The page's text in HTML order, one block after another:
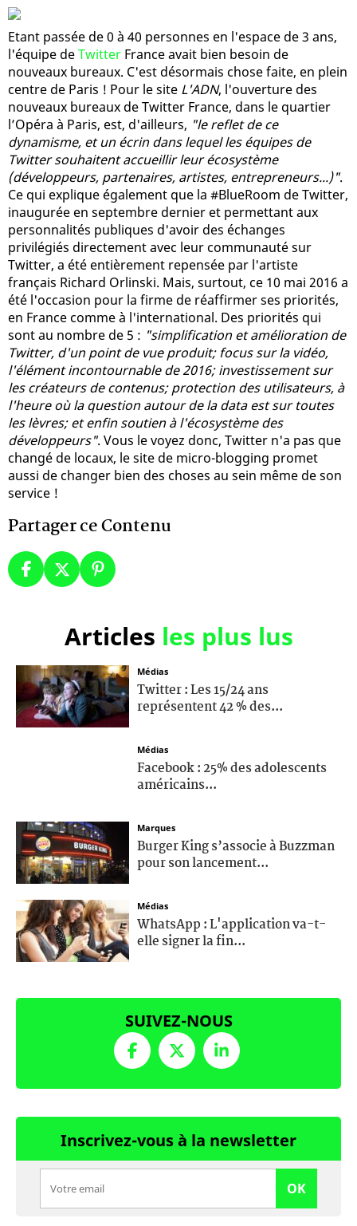
Etant passée de 0 à 40 personnes en l'espace de 3 ans,
l'équipe deTwitter France avait bien besoin de
nouveaux bureaux. C'est désormais chose faite, en plein
centre de Paris ! Pour le site L'ADN, l'ouverture des
nouveaux bureaux de Twitter France, dans le quartier
l’Opéra à Paris, est, d'ailleurs, "le reflet de ce
dynamisme, et un écrin dans lequel les équipes de
Twitter souhaitent accueillir leur écosystème
(développeurs, partenaires, artistes, entrepreneurs...)".
Ce qui explique également que la #BlueRoom de Twitter,
inaugurée en septembre dernier et permettant aux
personnalités publiques d'avoir des échanges
privilégiés directement avec leur communauté sur
Twitter, a été entièrement repensée par l'artiste
français Richard Orlinski. Mais, surtout, ce 10 mai 2016 a
été l'occasion pour la firme de réaffirmer ses priorités,
en France comme à l'international. Des priorités qui
sont au nombre de 5 : "simplification et amélioration de
Twitter, d'un point de vue produit; focus sur la vidéo,
l'élément incontournable de 2016; investissement sur
les créateurs de contenus; protection des utilisateurs, à
l'heure où la question autour de la data est sur toutes
les lèvres; et enfin soutien à l'écosystème des
développeurs". Vous le voyez donc, Twitter n'a pas que
changé de locaux, le site de micro-blogging promet
aussi de changer bien des choses au sein même de son
service !
Partager ce Contenu
Articles les plus lus
Médias
Twitter : Les 15/24 ans
représentent 42 % des...
Médias
Facebook : 25% des adolescents
américains...
Marques
Burger King s’associe à Buzzman
pour son lancement...
Médias
WhatsApp : L'application va-t-
elle signer la fin...
SUIVEZ-NOUS
Inscrivez-vous à la newsletter
OK